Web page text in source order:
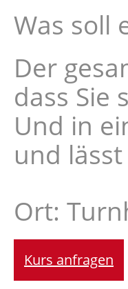
Was soll
Der
dass Sie
Und in
und
Ort:
Kurs anfragen